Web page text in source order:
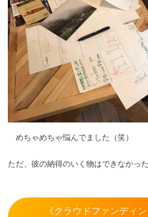
めちゃめちゃ悩んでました（笑）
ただ、彼の納得のいく物はできなかっ
《クラウドファンディ